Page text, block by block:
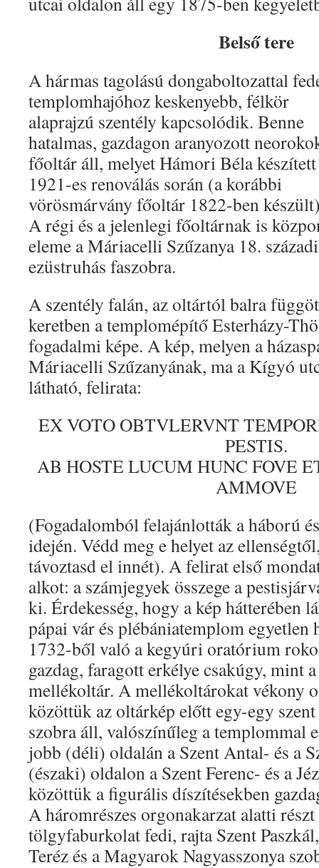
Belső tere
A hármas tagolású dongaboltozattal
templomhajóhoz keskenyebb, félkör
alaprajzú szentély kapcsolódik. Benne
hatalmas, gazdagon aranyozott
főoltár áll, melyet Hámori Béla készített
1921-es renoválás során (a korábbi
vörösmárvány főoltár 1822-ben
A régi és a jelenlegi főoltárnak is
eleme a Máriacelli Szűzanya 18. századi
ezüstruhás faszobra.
A szentély falán, az oltártól balra
keretben a templomépítő Esterházy-
fogadalmi képe. A kép, melyen a
Máriacelli Szűzanyának, ma a Kígyó
látható, felirata:
EX VOTO OBTVLERVNT
PESTIS.
AB HOSTE LUCUM HUNC FOVE
AMMOVE
(Fogadalomból felajánlották a háború
idején. Védd meg e helyet az
távoztasd el innét). A felirat első
alkot: a számjegyek összege a
ki. Érdekesség, hogy a kép hátterében
pápai vár és plébániatemplom egyetlen
1732-ből való a kegyúri oratórium
gazdag, faragott erkélye csakúgy, mint
mellékoltár. A mellékoltárokat vékony
közöttük az oltárkép előtt egy-egy
szobra áll, valószínűleg a templommal
jobb (déli) oldalán a Szent Antal- és a
(északi) oldalon a Szent Ferenc- és a
közöttük a figurális díszítésekben
A háromrészes orgonakarzat alatti
tölgyfaburkolat fedi, rajta Szent
Teréz és a Magyarok Nagyasszonya